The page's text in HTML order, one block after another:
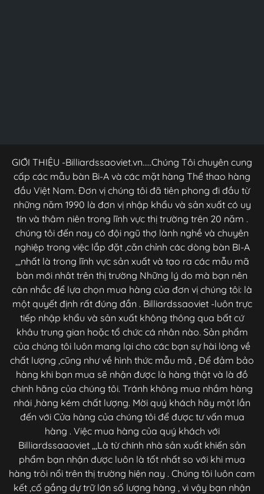
GIỚI THIỆU -Billiardssaoviet.vn.....Chúng Tôi chuyên cung
cấp các mẫu bàn Bi-A và các mặt hàng Thể thao hàng
đầu Việt Nam. Đơn vị chúng tôi đã tiên phong đi đầu từ
những năm 1990 là đơn vị nhập khẩu và sản xuất có uy
tín và thâm niên trong lĩnh vực thị trường trên 20 năm .
chúng tôi đến nay có đội ngũ thợ lành nghề và chuyên
nghiệp trong việc lắp đặt ,căn chỉnh các dòng bàn BI-A
,,,nhất là trong lĩnh vực sản xuất và tạo ra các mẫu mã
bàn mới nhât trên thị trường Những lý do mà bạn nên
cân nhắc để lựa chọn mua hàng của đơn vị chúng tôi: là
một quyết định rất đúng đắn . Billiardssaoviet -luôn trực
tiếp nhập khẩu và sản xuất không thông qua bất cứ
khâu trung gian hoặc tổ chức cá nhân nào. Sản phẩm
của chúng tôi luôn mang lại cho các bạn sự hài lòng về
chất lượng ,cũng như về hình thức mẫu mã , Để đảm bảo
hàng khi bạn mua sẽ nhận được là hàng thật và là đồ
chính hãng của chúng tôi. Tránh không mua nhầm hàng
nhái ,hàng kém chất lượng. Mời quý khách hãy một lần
đến với Cửa hàng của chúng tôi để được tư vấn mua
hàng . Việc mua hàng của quý khách với
Billiardssaaoviet ,,,Là từ chính nhà sản xuất khiến sản
phẩm bạn nhận được luôn là tốt nhất so với khi mua
hàng trôi nổi trên thị trường hiện nay . Chúng tôi luôn cam
kết ,cố gắng dự trữ lớn số lượng hàng , vì vậy bạn nhận